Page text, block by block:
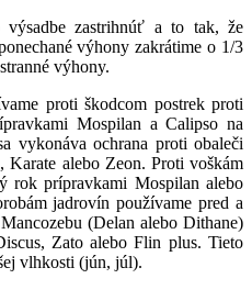
výsadbe zastrihnúť a to tak, že
výhony zakrátime o 1/3
výhony.
proti škodcom postrek proti
Mospilan a Calipso na
vykonáva ochrana proti obaleči
Karate alebo Zeon. Proti voškám
rok prípravkami Mospilan alebo
jadrovín používame pred a
(Delan alebo Dithane)
Zato alebo Flin plus. Tieto
vlhkosti (jún, júl).